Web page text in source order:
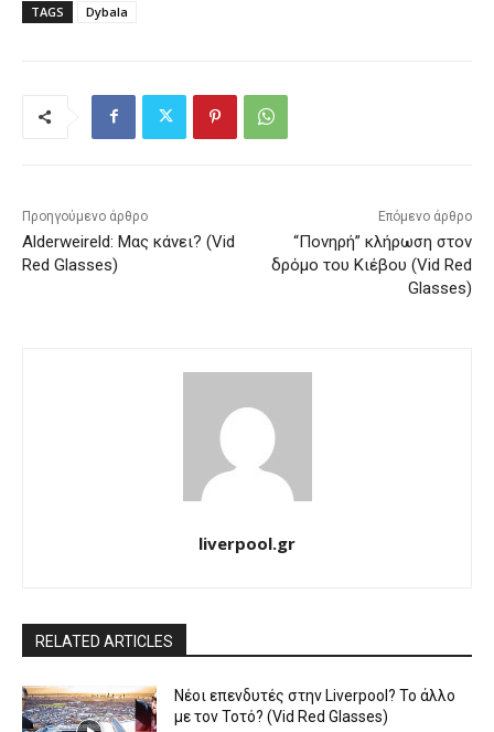
TAGS Dybala
Προηγούμενο άρθρο
Alderweireld: Μας κάνει? (Vid
Red Glasses)
Επόμενο άρθρο
“Πονηρή” κλήρωση στον
δρόμο του Κιέβου (Vid Red
Glasses)
liverpool.gr
RELATED ARTICLES
Νέοι επενδυτές στην Liverpool? Το άλλο
με τον Τοτό? (Vid Red Glasses)